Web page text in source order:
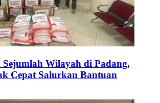
Wilayah di Padang,
Cepat Salurkan Bantuan